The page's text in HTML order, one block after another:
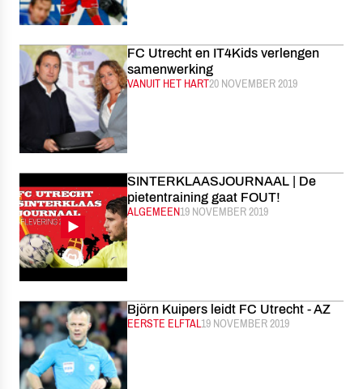
FC Utrecht en IT4Kids verlengen
samenwerking
CATEGORIE:
VANUIT HET HARTGEPUBLICEERD:
20 NOVEMBER 2019
SINTERKLAASJOURNAAL | De
pietentraining gaat FOUT!
CATEGORIE:
ALGEMEENGEPUBLICEERD:
19 NOVEMBER 2019
Björn Kuipers leidt FC Utrecht - AZ
CATEGORIE:
EERSTE ELFTALGEPUBLICEERD:
19 NOVEMBER 2019